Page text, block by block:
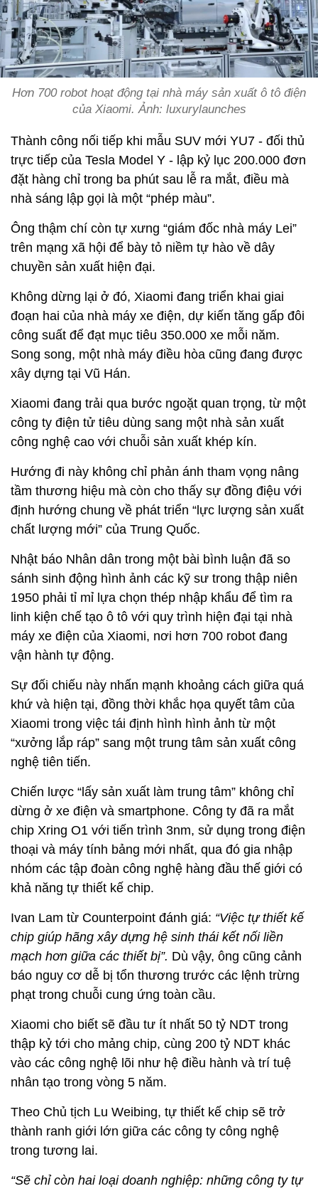
Hơn 700 robot hoạt động tại nhà máy sản xuất ô tô điện
của Xiaomi. Ảnh: luxurylaunches
Thành công nối tiếp khi mẫu SUV mới YU7 - đối thủ
trực tiếp của Tesla Model Y - lập kỷ lục 200.000 đơn
đặt hàng chỉ trong ba phút sau lễ ra mắt, điều mà
nhà sáng lập gọi là một “phép màu”.
Ông thậm chí còn tự xưng “giám đốc nhà máy Lei”
trên mạng xã hội để bày tỏ niềm tự hào về dây
chuyền sản xuất hiện đại.
Không dừng lại ở đó, Xiaomi đang triển khai giai
đoạn hai của nhà máy xe điện, dự kiến tăng gấp đôi
công suất để đạt mục tiêu 350.000 xe mỗi năm.
Song song, một nhà máy điều hòa cũng đang được
xây dựng tại Vũ Hán.
Xiaomi đang trải qua bước ngoặt quan trọng, từ một
công ty điện tử tiêu dùng sang một nhà sản xuất
công nghệ cao với chuỗi sản xuất khép kín.
Hướng đi này không chỉ phản ánh tham vọng nâng
tầm thương hiệu mà còn cho thấy sự đồng điệu với
định hướng chung về phát triển “lực lượng sản xuất
chất lượng mới” của Trung Quốc.
Nhật báo Nhân dân trong một bài bình luận đã so
sánh sinh động hình ảnh các kỹ sư trong thập niên
1950 phải tỉ mỉ lựa chọn thép nhập khẩu để tìm ra
linh kiện chế tạo ô tô với quy trình hiện đại tại nhà
máy xe điện của Xiaomi, nơi hơn 700 robot đang
vận hành tự động.
Sự đối chiếu này nhấn mạnh khoảng cách giữa quá
khứ và hiện tại, đồng thời khắc họa quyết tâm của
Xiaomi trong việc tái định hình hình ảnh từ một
“xưởng lắp ráp” sang một trung tâm sản xuất công
nghệ tiên tiến.
Chiến lược “lấy sản xuất làm trung tâm” không chỉ
dừng ở xe điện và smartphone. Công ty đã ra mắt
chip Xring O1 với tiến trình 3nm, sử dụng trong điện
thoại và máy tính bảng mới nhất, qua đó gia nhập
nhóm các tập đoàn công nghệ hàng đầu thế giới có
khả năng tự thiết kế chip.
Ivan Lam từ Counterpoint đánh giá: “Việc tự thiết kế
chip giúp hãng xây dựng hệ sinh thái kết nối liền
mạch hơn giữa các thiết bị”. Dù vậy, ông cũng cảnh
báo nguy cơ dễ bị tổn thương trước các lệnh trừng
phạt trong chuỗi cung ứng toàn cầu.
Xiaomi cho biết sẽ đầu tư ít nhất 50 tỷ NDT trong
thập kỷ tới cho mảng chip, cùng 200 tỷ NDT khác
vào các công nghệ lõi như hệ điều hành và trí tuệ
nhân tạo trong vòng 5 năm.
Theo Chủ tịch Lu Weibing, tự thiết kế chip sẽ trở
thành ranh giới lớn giữa các công ty công nghệ
trong tương lai.
“Sẽ chỉ còn hai loại doanh nghiệp: những công ty tự